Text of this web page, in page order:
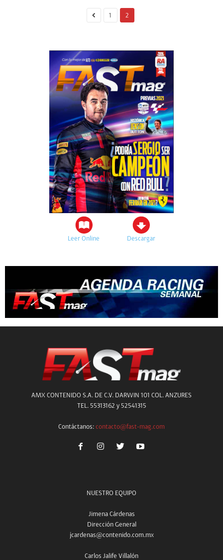
1 2
Leer Online Descargar
AMX CONTENIDO S.A. DE C.V. DARWIN 101 COL. ANZURES
TEL. 55313162 y 52541315
Contáctanos: contacto@fast-mag.com
NUESTRO EQUIPO
Jimena Cárdenas
Dirección General
jcardenas@contenido.com.mx
Carlos Jalife Villalón